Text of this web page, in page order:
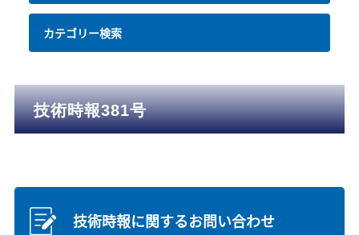
カテゴリー検索
技術時報381号
技術時報に関するお問い合わせ